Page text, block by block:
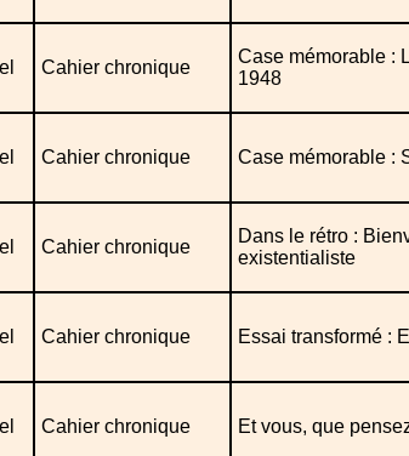
Cahier chronique
Case mémorable :
1948
Cahier chronique Case mémorable :
Cahier chronique
Dans le rétro :
existentialiste
Cahier chronique Essai transformé :
Cahier chronique Et vous, que